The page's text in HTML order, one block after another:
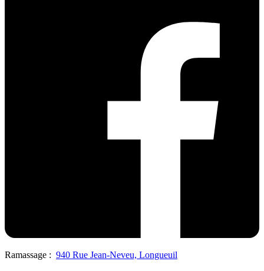
Ramassage : 940 Rue Jean-Neveu, Longueuil